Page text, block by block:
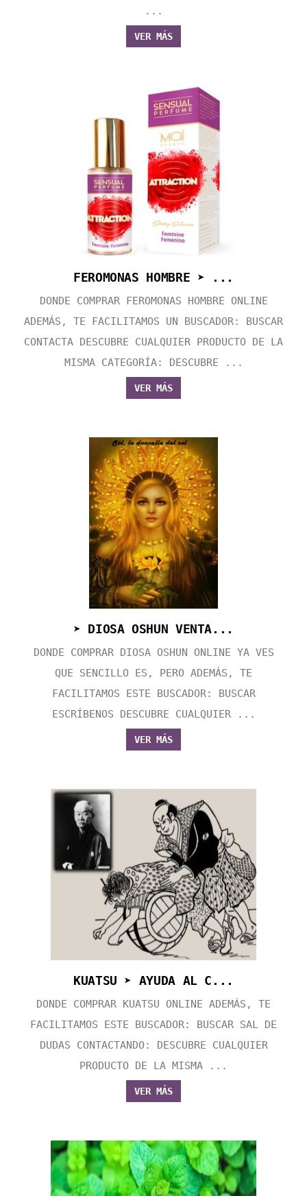
...
VER MÁS
FEROMONAS HOMBRE ➤ ...
DONDE COMPRAR FEROMONAS HOMBRE ONLINE
ADEMÁS, TE FACILITAMOS UN BUSCADOR: BUSCAR
CONTACTA DESCUBRE CUALQUIER PRODUCTO DE LA
MISMA CATEGORÍA: DESCUBRE ...
VER MÁS
➤ DIOSA OSHUN VENTA...
DONDE COMPRAR DIOSA OSHUN ONLINE YA VES
QUE SENCILLO ES, PERO ADEMÁS, TE
FACILITAMOS ESTE BUSCADOR: BUSCAR
ESCRÍBENOS DESCUBRE CUALQUIER ...
VER MÁS
KUATSU ➤ AYUDA AL C...
DONDE COMPRAR KUATSU ONLINE ADEMÁS, TE
FACILITAMOS ESTE BUSCADOR: BUSCAR SAL DE
DUDAS CONTACTANDO: DESCUBRE CUALQUIER
PRODUCTO DE LA MISMA ...
VER MÁS